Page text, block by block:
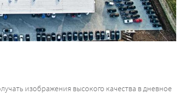
изображения высокого качества в дневное